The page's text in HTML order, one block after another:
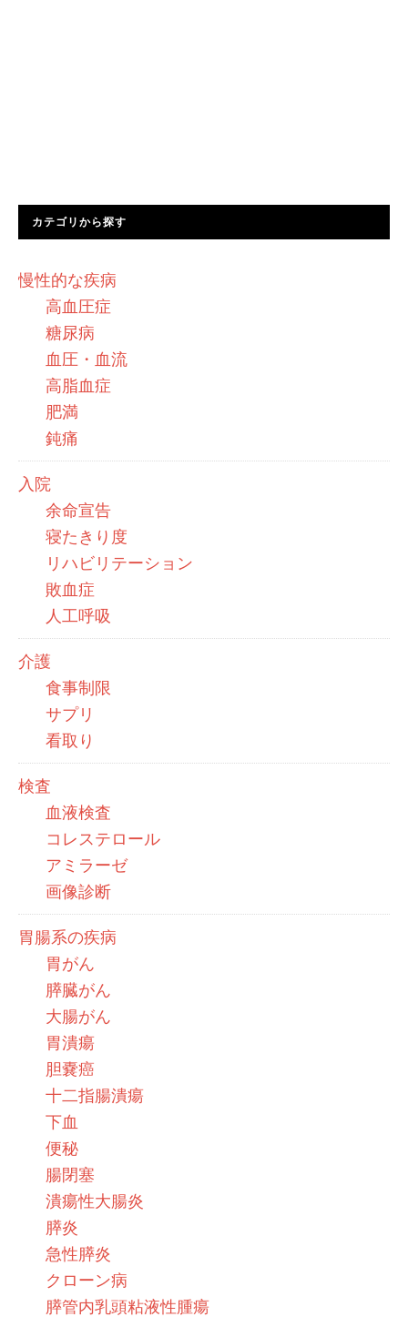
カテゴリから探す
慢性的な疾病
高血圧症
糖尿病
血圧・血流
高脂血症
肥満
鈍痛
入院
余命宣告
寝たきり度
リハビリテーション
敗血症
人工呼吸
介護
食事制限
サプリ
看取り
検査
血液検査
コレステロール
アミラーゼ
画像診断
胃腸系の疾病
胃がん
膵臓がん
大腸がん
胃潰瘍
胆嚢癌
十二指腸潰瘍
下血
便秘
腸閉塞
潰瘍性大腸炎
膵炎
急性膵炎
クローン病
膵管内乳頭粘液性腫瘍